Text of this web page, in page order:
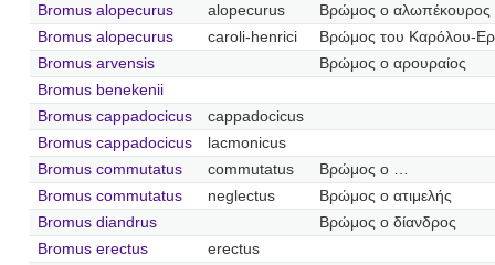
Bromus alopecurus
alopecurus
Βρώμος ο αλωπέκουρος
Bromus alopecurus
caroli-henrici
Βρώμος του Καρόλου-
Bromus arvensis
Βρώμος ο αρουραίος
Bromus benekenii
Bromus cappadocicus
cappadocicus
Bromus cappadocicus
lacmonicus
Bromus commutatus
commutatus
Βρώμος ο …
Bromus commutatus
neglectus
Βρώμος ο ατιμελής
Bromus diandrus
Βρώμος ο δίανδρος
Bromus erectus
erectus